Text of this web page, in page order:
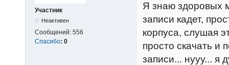
Участник
Неактивен
Сообщений: 556
Спасибо: 0
Я знаю здоровых
записи кадет,
корпуса, слушая
просто скачать и
записи... нууу... я